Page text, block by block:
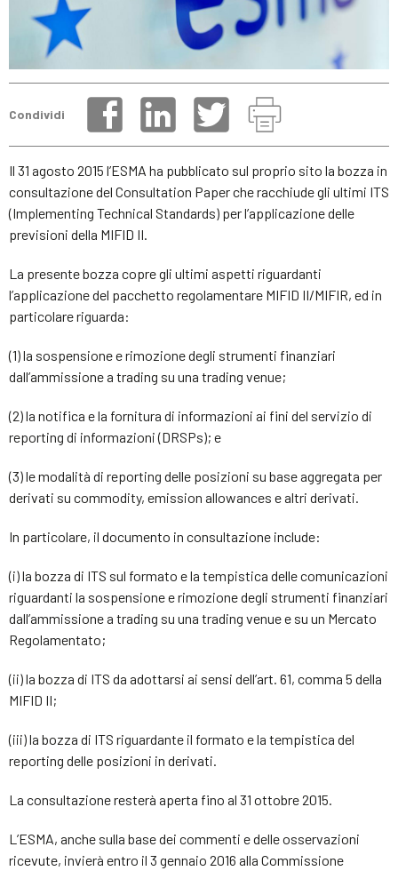
Condividi
Il 31 agosto 2015 l’ESMA ha pubblicato sul proprio sito la bozza in
consultazione del Consultation Paper che racchiude gli ultimi ITS
(Implementing Technical Standards) per l’applicazione delle
previsioni della MIFID II.
La presente bozza copre gli ultimi aspetti riguardanti
l’applicazione del pacchetto regolamentare MIFID II/MIFIR, ed in
particolare riguarda:
(1) la sospensione e rimozione degli strumenti finanziari
dall’ammissione a trading su una trading venue;
(2) la notifica e la fornitura di informazioni ai fini del servizio di
reporting di informazioni (DRSPs); e
(3) le modalità di reporting delle posizioni su base aggregata per
derivati su commodity, emission allowances e altri derivati.
In particolare, il documento in consultazione include:
(i) la bozza di ITS sul formato e la tempistica delle comunicazioni
riguardanti la sospensione e rimozione degli strumenti finanziari
dall’ammissione a trading su una trading venue e su un Mercato
Regolamentato;
(ii) la bozza di ITS da adottarsi ai sensi dell’art. 61, comma 5 della
MIFID II;
(iii) la bozza di ITS riguardante il formato e la tempistica del
reporting delle posizioni in derivati.
La consultazione resterà aperta fino al 31 ottobre 2015.
L’ESMA, anche sulla base dei commenti e delle osservazioni
ricevute, invierà entro il 3 gennaio 2016 alla Commissione